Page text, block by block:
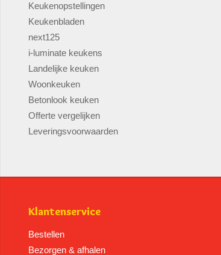
Keukenopstellingen
Keukenbladen
next125
i-luminate keukens
Landelijke keuken
Woonkeuken
Betonlook keuken
Offerte vergelijken
Leveringsvoorwaarden
Klantenservice
Bestellen
Bezorgen & afhalen